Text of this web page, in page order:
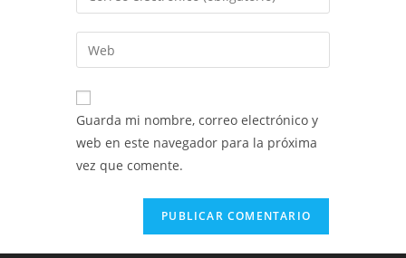
de
usuario
para
comentar
tu
dirección
de
electrónico
para
comentar
Introduce
la
URL
de
(opcional)
Guarda mi nombre, correo electrónico y
web en este navegador para la próxima
vez que comente.